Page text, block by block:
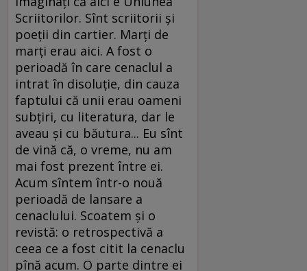
Scriitorilor. Sînt scriitorii şi
poeţii din cartier. Marţi de
marţi erau aici. A fost o
perioadă în care cenaclul a
intrat în disoluţie, din cauza
faptului că unii erau oameni
subţiri, cu literatura, dar le
aveau şi cu băutura... Eu sînt
de vină că, o vreme, nu am
mai fost prezent între ei.
Acum sîntem într-o nouă
perioadă de lansare a
cenaclului. Scoatem şi o
revistă: o retrospectivă a
ceea ce a fost citit la cenaclu
pînă acum. O parte dintre ei